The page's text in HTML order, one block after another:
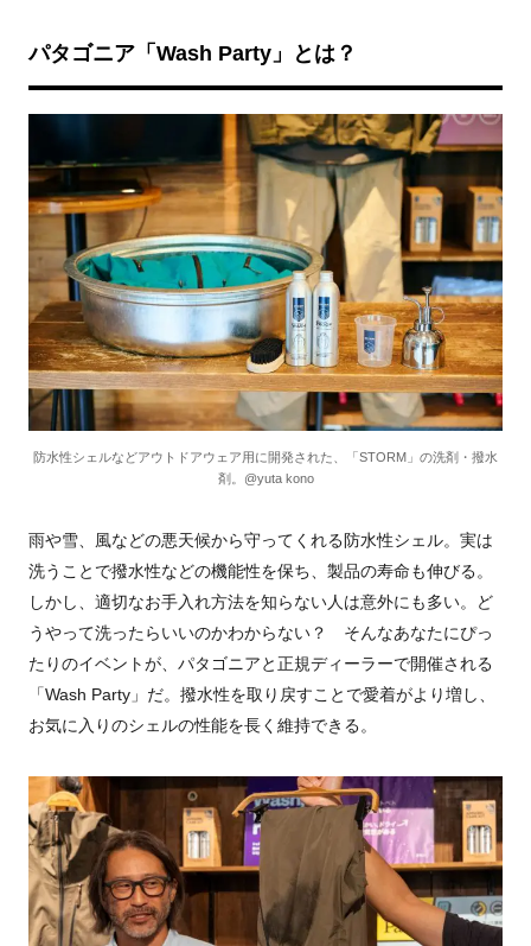
パタゴニア「Wash Party」とは？
防水性シェルなどアウトドアウェア用に開発された、「STORM」の洗剤・撥水
剤。@yuta kono
雨や雪、風などの悪天候から守ってくれる防水性シェル。実は
洗うことで撥水性などの機能性を保ち、製品の寿命も伸びる。
しかし、適切なお手入れ方法を知らない人は意外にも多い。ど
うやって洗ったらいいのかわからない？ そんなあなたにぴっ
たりのイベントが、パタゴニアと正規ディーラーで開催される
「Wash Party」だ。撥水性を取り戻すことで愛着がより増し、
お気に入りのシェルの性能を長く維持できる。